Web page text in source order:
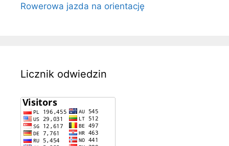
Rowerowa jazda na orientację
Licznik odwiedzin